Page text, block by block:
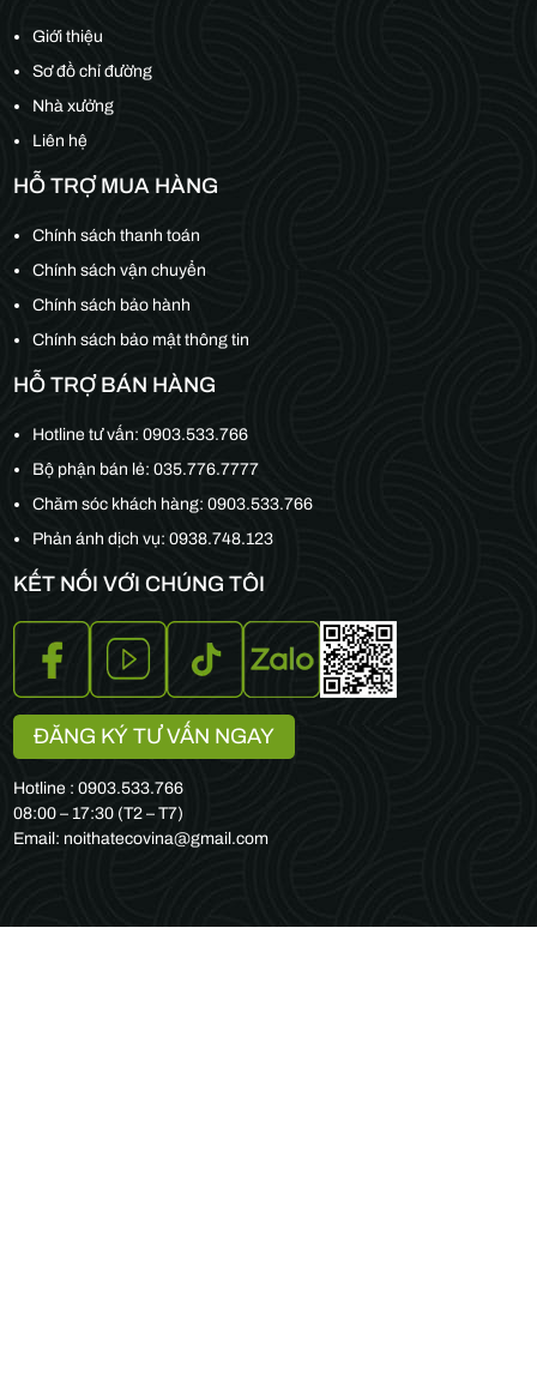
Giới thiệu
Sơ đồ chỉ đường
Nhà xưởng
Liên hệ
HỖ TRỢ MUA HÀNG
Chính sách thanh toán
Chính sách vận chuyển
Chính sách bảo hành
Chính sách bảo mật thông tin
HỖ TRỢ BÁN HÀNG
Hotline tư vấn:0903.533.766
Bộ phận bán lẻ:035.776.7777
Chăm sóc khách hàng:0903.533.766
Phản ánh dịch vụ: 0938.748.123
KẾT NỐI VỚI CHÚNG TÔI
ĐĂNG KÝ TƯ VẤN NGAY
Hotline : 0903.533.766
08:00 – 17:30 (T2 – T7)
Email: noithatecovina@gmail.com